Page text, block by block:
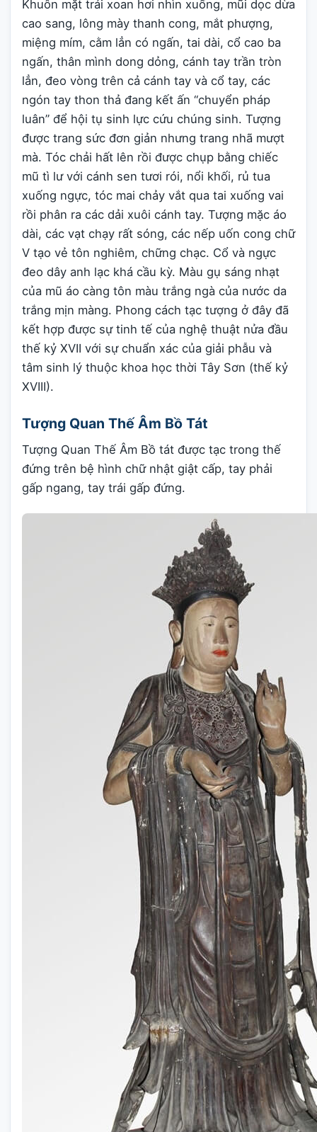
Khuôn mặt trái xoan hơi nhìn xuống, mũi dọc dừa
cao sang, lông mày thanh cong, mắt phượng,
miệng mím, cằm lẳn có ngấn, tai dài, cổ cao ba
ngấn, thân mình dong dỏng, cánh tay trần tròn
lẳn, đeo vòng trên cả cánh tay và cổ tay, các
ngón tay thon thả đang kết ấn “chuyển pháp
luân” để hội tụ sinh lực cứu chúng sinh. Tượng
được trang sức đơn giản nhưng trang nhã mượt
mà. Tóc chải hất lên rồi được chụp bằng chiếc
mũ tì lư với cánh sen tươi rói, nổi khối, rủ tua
xuống ngực, tóc mai chảy vắt qua tai xuống vai
rồi phân ra các dải xuôi cánh tay. Tượng mặc áo
dài, các vạt chạy rất sóng, các nếp uốn cong chữ
V tạo vẻ tôn nghiêm, chững chạc. Cổ và ngực
đeo dây anh lạc khá cầu kỳ. Màu gụ sáng nhạt
của mũ áo càng tôn màu trắng ngà của nước da
trắng mịn màng. Phong cách tạc tượng ở đây đã
kết hợp được sự tinh tế của nghệ thuật nửa đầu
thế kỷ XVII với sự chuẩn xác của giải phẫu và
tâm sinh lý thuộc khoa học thời Tây Sơn (thế kỷ
XVIII).
Tượng Quan Thế Âm Bồ Tát
Tượng Quan Thế Âm Bồ tát được tạc trong thế
đứng trên bệ hình chữ nhật giật cấp, tay phải
gấp ngang, tay trái gấp đứng.